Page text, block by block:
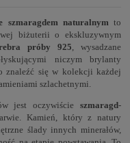
szmaragdem naturalnym to
biżuterii o ekskluzywnym
próby 925 , wysadzane
niczym brylanty
znaleźć się w kolekcji każdej
szlachetnymi.
jest oczywiście szmaragd-
Kamień, który z natury
ślady innych minerałów,